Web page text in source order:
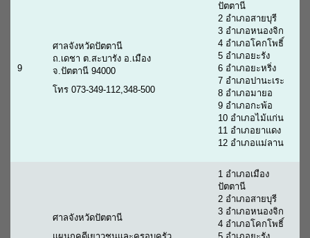
9
ศาลจังหวัดปัตตานี
ถ.เดชา ต.สะบารัง อ.เมือง
จ.ปัตตานี 94000
โทร 073-349-112,348-500
ปัตตานี
2 อำเภอสายบุรี
3 อำเภอหนองจิก
4 อำเภอโคกโพธิ์
5 อำเภอยะรัง
6 อำเภอยะหริ่ง
7 อำเภอปานะเระ
8 อำเภอมายอ
9 อำเภอกะพ้อ
10 อำเภอไม้แก่น
11 อำเภอยาแดง
12 อำเภอแม่ลาน
ศาลจังหวัดปัตตานี
1 อำเภอเมือง
ปัตตานี
2 อำเภอสายบุรี
3 อำเภอหนองจิก
4 อำเภอโคกโพธิ์